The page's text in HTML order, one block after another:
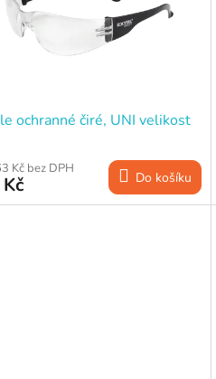
ochranné čiré, UNI velikost
Kč bez DPH
Do košíku